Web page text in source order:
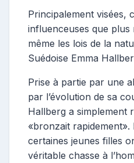
Principalement visées,
influenceuses que plus
même les lois de la
Suédoise Emma
Prise à partie par une
par l’évolution de sa
Hallberg a simplement
«bronzait
certaines jeunes filles
véritable chasse à